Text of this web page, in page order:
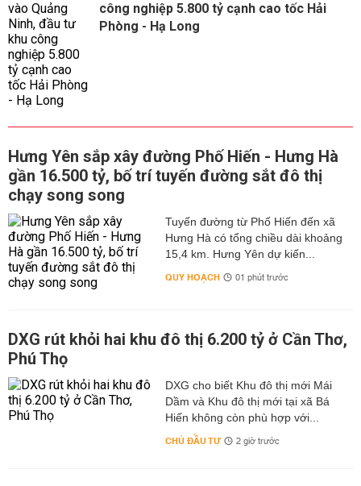
công nghiệp 5.800 tỷ cạnh cao tốc Hải
Phòng - Hạ Long
Hưng Yên sắp xây đường Phố Hiến - Hưng Hà
gần 16.500 tỷ, bố trí tuyến đường sắt đô thị
chạy song song
Tuyến đường từ Phố Hiến đến xã
Hưng Hà có tổng chiều dài khoảng
15,4 km. Hưng Yên dự kiến...
QUY HOẠCH 01 phút trước
DXG rút khỏi hai khu đô thị 6.200 tỷ ở Cần Thơ,
Phú Thọ
DXG cho biết Khu đô thị mới Mái
Dầm và Khu đô thị mới tại xã Bá
Hiến không còn phù hợp với...
CHỦ ĐẦU TƯ 2 giờ trước